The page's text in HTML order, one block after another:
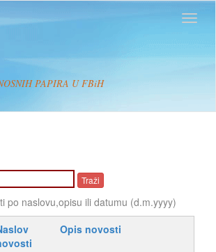
PAPIRA U FBiH
po naslovu,opisu ili datumu (d.m.yyyy)
Opis novosti